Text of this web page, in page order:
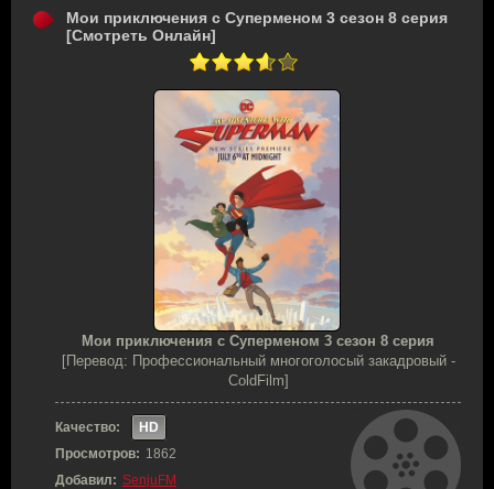
Мои приключения с Суперменом 3 сезон 8 серия
[Смотреть Онлайн]
Мои приключения с Суперменом 3 сезон 8 серия
[Перевод: Профессиональный многоголосый закадровый -
ColdFilm]
Качество:
HD
Просмотров: 1862
Добавил: SenjuFM